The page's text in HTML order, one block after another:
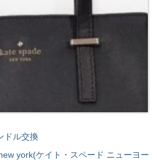
ドル交換
york(ケイト・スペード ニューヨー